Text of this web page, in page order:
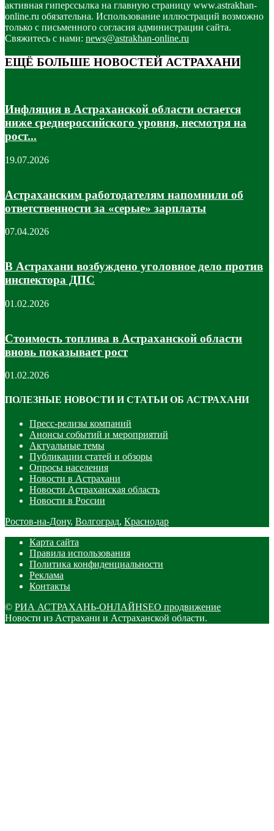
активная гиперссылка на главную страницу www.astrakhan-
online.ru обязательна. Использование иллюстраций возможно
только с письменного согласия администрации сайта.
Свяжитесь с нами: news@astrakhan-online.ru
ЕЩЁ БОЛЬШЕ НОВОСТЕЙ АСТРАХАНИ
Инфляция в Астраханской области остается
ниже среднероссийского уровня, несмотря на
рост...
19.07.2026
Астраханским работодателям напомнили об
ответственности за «серые» зарплаты
07.04.2026
В Астрахани возбуждено уголовное дело против
инспектора ДПС
01.02.2026
Стоимость топлива в Астраханской области
вновь показывает рост
01.02.2026
ПОЛЕЗНЫЕ НОВОСТИ И СТАТЬИ ОБ АСТРАХАНИ
Пресс-релизы компаний
Анонсы событий и мероприятий
Актуальные темы
Публикации статей и обзоры
Опросы населения
Новости в Астрахани
Новости Астраханская область
Новости в России
Ростов-на-Дону, Волгоград, Краснодар
Карта сайта
Правила использования
Политика конфиденциальности
Реклама
Контакты
© РИА АСТРАХАНЬ-ОНЛАЙНSEO продвижение
Новости из Астрахани и Астраханской области.